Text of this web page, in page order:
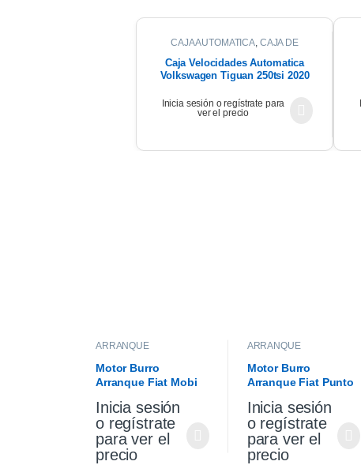
CAJA AUTOMATICA CAJA DE
Caja Velocidades Automatica
Volkswagen Tiguan 250tsi 2020
Inicia sesión o regístrate para
ver el precio
ARRANQUE
Motor Burro
Arranque Fiat Mobi
Inicia sesión
o regístrate
para ver el
precio
ARRANQUE
Motor Burro
Arranque Fiat Punto
Original
Inicia sesión
o regístrate
para ver el
precio